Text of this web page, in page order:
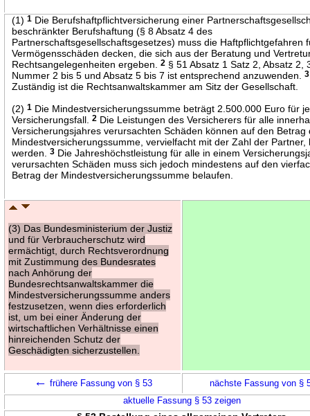
(1)1 Die Berufshaftpflichtversicherung einer
beschränkter Berufshaftung (§ 8 Absatz 4 des
Partnerschaftsgesellschaftsgesetzes) muss die Haftpflichtgefahren
Vermögensschäden decken, die sich aus der Beratung und
Rechtsangelegenheiten ergeben.2 § 51 Absatz 1 Satz 2, Absatz 2,
Nummer 2 bis 5 und Absatz 5 bis 7 ist entsprechend anzuwenden.3
Zuständig ist die Rechtsanwaltskammer am Sitz der Gesellschaft.
(2)1 Die Mindestversicherungssumme beträgt 2.500.000 Euro für
Versicherungsfall.2 Die Leistungen des Versicherers für alle
Versicherungsjahres verursachten Schäden können auf den Betrag
Mindestversicherungssumme, vervielfacht mit der Zahl der Partner,
werden.3 Die Jahreshöchstleistung für alle in einem
verursachten Schäden muss sich jedoch mindestens auf den
Betrag der Mindestversicherungssumme belaufen.
(3) Das Bundesministerium der Justiz
und für Verbraucherschutz wird
ermächtigt, durch Rechtsverordnung
mit Zustimmung des Bundesrates
nach Anhörung der
Bundesrechtsanwaltskammer die
Mindestversicherungssumme anders
festzusetzen, wenn dies erforderlich
ist, um bei einer Änderung der
wirtschaftlichen Verhältnisse einen
hinreichenden Schutz der
Geschädigten sicherzustellen.
← frühere Fassung von § 53
nächste Fassung von §
aktuelle Fassung § 53 zeigen